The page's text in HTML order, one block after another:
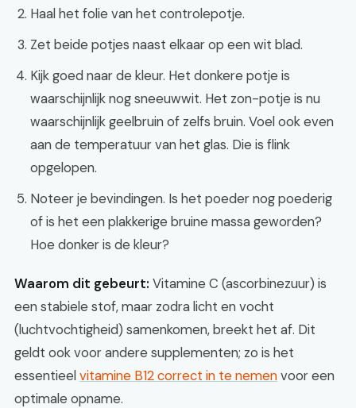
Haal het folie van het controlepotje.
Zet beide potjes naast elkaar op een wit blad.
Kijk goed naar de kleur. Het donkere potje is
waarschijnlijk nog sneeuwwit. Het zon-potje is nu
waarschijnlijk geelbruin of zelfs bruin. Voel ook even
aan de temperatuur van het glas. Die is flink
opgelopen.
Noteer je bevindingen. Is het poeder nog poederig
of is het een plakkerige bruine massa geworden?
Hoe donker is de kleur?
Waarom dit gebeurt: Vitamine C (ascorbinezuur) is
een stabiele stof, maar zodra licht en vocht
(luchtvochtigheid) samenkomen, breekt het af. Dit
geldt ook voor andere supplementen; zo is het
essentieelvitamine B12 correct in te nemenvoor een
optimale opname.